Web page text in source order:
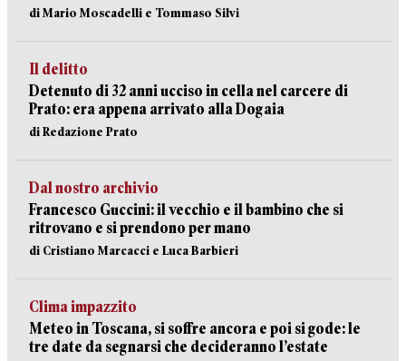
di Mario Moscadelli e Tommaso Silvi
Il delitto
Detenuto di 32 anni ucciso in cella nel carcere di
Prato: era appena arrivato alla Dogaia
di Redazione Prato
Dal nostro archivio
Francesco Guccini: il vecchio e il bambino che si
ritrovano e si prendono per mano
di Cristiano Marcacci e Luca Barbieri
Clima impazzito
Meteo in Toscana, si soffre ancora e poi si gode: le
tre date da segnarsi che decideranno l’estate